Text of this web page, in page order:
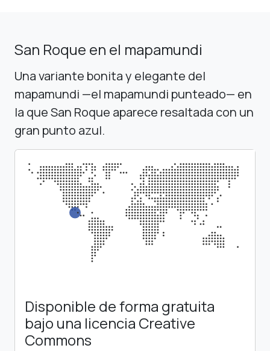
San Roque en el mapamundi
Una variante bonita y elegante del
mapamundi —el mapamundi punteado— en
la que San Roque aparece resaltada con un
gran punto azul.
Disponible de forma gratuita
bajo una licencia Creative
Commons